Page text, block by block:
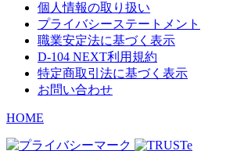
個人情報の取り扱い
プライバシーステートメント
職業安定法に基づく表示
D-104 NEXT利用規約
特定商取引法に基づく表示
お問い合わせ
HOME